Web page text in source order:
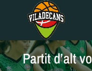
Partit d’alt